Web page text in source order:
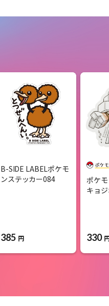
B-SIDE LABELポケモ
ンステッカー084
385 円
ポケ
キョ
330